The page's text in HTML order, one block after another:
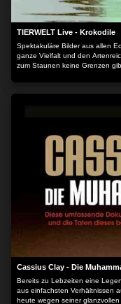
TIERWELT Live - Krokodile
Spektakuläre Bilder aus allen
ganze Vielfalt und den
zum Staunen keine Grenzen
Cassius Clay - Die
Bereits zu Lebzeiten eine
aus einfachsten Verhältnissen
heute wegen seiner